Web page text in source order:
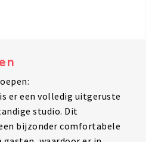
er een volledig uitgeruste
studio. Dit
bijzonder comfortabele